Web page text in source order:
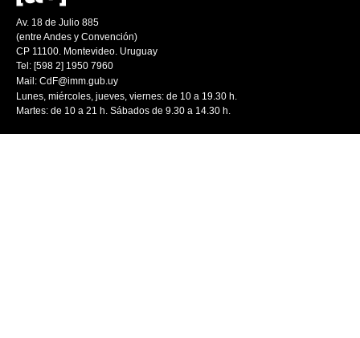
Av. 18 de Julio 885
(entre Andes y Convención)
CP 11100. Montevideo. Uruguay
Tel: [598 2] 1950 7960
Mail: CdF@imm.gub.uy
Lunes, miércoles, jueves, viernes: de 10 a 19.30 h.
Martes: de 10 a 21 h. Sábados de 9.30 a 14.30 h.